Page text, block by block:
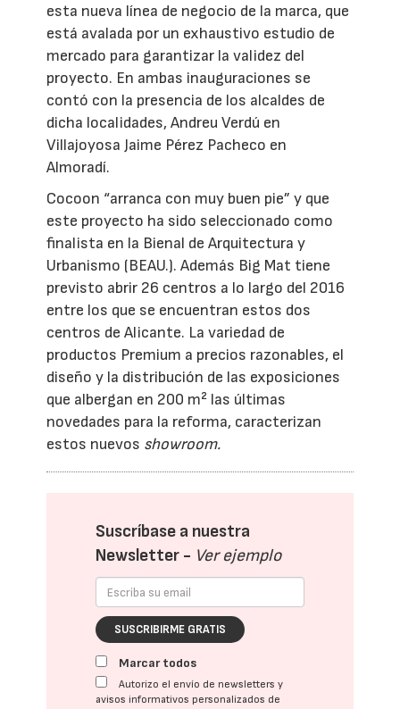
esta nueva línea de negocio de la marca, que
está avalada por un exhaustivo estudio de
mercado para garantizar la validez del
proyecto. En ambas inauguraciones se
contó con la presencia de los alcaldes de
dicha localidades, Andreu Verdú en
Villajoyosa Jaime Pérez Pacheco en
Almoradí.
Cocoon “arranca con muy buen pie” y que
este proyecto ha sido seleccionado como
finalista en la Bienal de Arquitectura y
Urbanismo (BEAU.). Además Big Mat tiene
previsto abrir 26 centros a lo largo del 2016
entre los que se encuentran estos dos
centros de Alicante. La variedad de
productos Premium a precios razonables, el
diseño y la distribución de las exposiciones
que albergan en 200 m² las últimas
novedades para la reforma, caracterizan
estos nuevos showroom.
Suscríbase a nuestra
Newsletter - Ver ejemplo
SUSCRIBIRME GRATIS
Marcar todos
Autorizo el envío de newsletters y
avisos informativos personalizados de